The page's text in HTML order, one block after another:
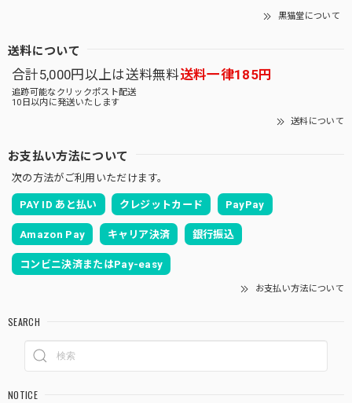
黒猫堂について
送料について
合計5,000円以上は送料無料送料一律185円
追跡可能なクリックポスト配送
10日以内に発送いたします
送料について
お支払い方法について
次の方法がご利用いただけます。
PAY ID あと払い クレジットカード PayPay
Amazon Pay キャリア決済 銀行振込
コンビニ決済またはPay-easy
お支払い方法について
SEARCH
NOTICE